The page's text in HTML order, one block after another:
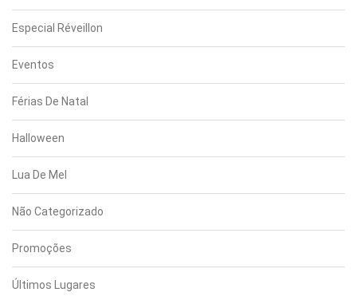
Especial Réveillon
Eventos
Férias De Natal
Halloween
Lua De Mel
Não Categorizado
Promoções
Últimos Lugares